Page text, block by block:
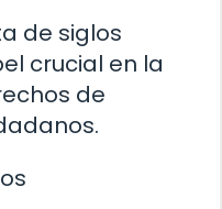
de siglos
crucial en la
de